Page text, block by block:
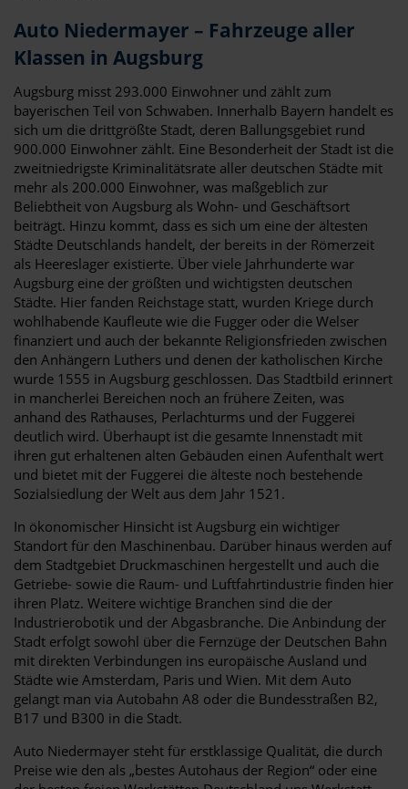
Auto Niedermayer – Fahrzeuge aller
Klassen in Augsburg
Augsburg misst 293.000 Einwohner und zählt zum
bayerischen Teil von Schwaben. Innerhalb Bayern handelt es
sich um die drittgrößte Stadt, deren Ballungsgebiet rund
900.000 Einwohner zählt. Eine Besonderheit der Stadt ist die
zweitniedrigste Kriminalitätsrate aller deutschen Städte mit
mehr als 200.000 Einwohner, was maßgeblich zur
Beliebtheit von Augsburg als Wohn- und Geschäftsort
beiträgt. Hinzu kommt, dass es sich um eine der ältesten
Städte Deutschlands handelt, der bereits in der Römerzeit
als Heereslager existierte. Über viele Jahrhunderte war
Augsburg eine der größten und wichtigsten deutschen
Städte. Hier fanden Reichstage statt, wurden Kriege durch
wohlhabende Kaufleute wie die Fugger oder die Welser
finanziert und auch der bekannte Religionsfrieden zwischen
den Anhängern Luthers und denen der katholischen Kirche
wurde 1555 in Augsburg geschlossen. Das Stadtbild erinnert
in mancherlei Bereichen noch an frühere Zeiten, was
anhand des Rathauses, Perlachturms und der Fuggerei
deutlich wird. Überhaupt ist die gesamte Innenstadt mit
ihren gut erhaltenen alten Gebäuden einen Aufenthalt wert
und bietet mit der Fuggerei die älteste noch bestehende
Sozialsiedlung der Welt aus dem Jahr 1521.
In ökonomischer Hinsicht ist Augsburg ein wichtiger
Standort für den Maschinenbau. Darüber hinaus werden auf
dem Stadtgebiet Druckmaschinen hergestellt und auch die
Getriebe- sowie die Raum- und Luftfahrtindustrie finden hier
ihren Platz. Weitere wichtige Branchen sind die der
Industrierobotik und der Abgasbranche. Die Anbindung der
Stadt erfolgt sowohl über die Fernzüge der Deutschen Bahn
mit direkten Verbindungen ins europäische Ausland und
Städte wie Amsterdam, Paris und Wien. Mit dem Auto
gelangt man via Autobahn A8 oder die Bundesstraßen B2,
B17 und B300 in die Stadt.
Auto Niedermayer steht für erstklassige Qualität, die durch
Preise wie den als „bestes Autohaus der Region“ oder eine